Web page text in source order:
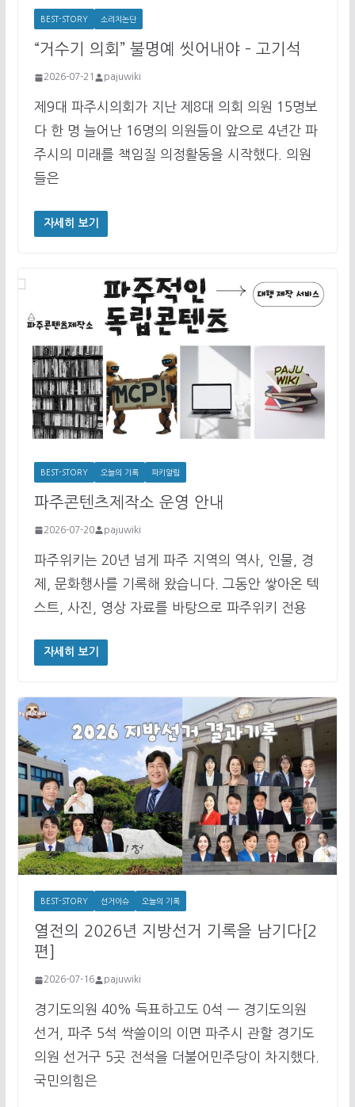
BEST-STORY 소리치논단
“거수기 의회” 불명예 씻어내야 – 고기석
2026-07-21 pajuwiki
제9대 파주시의회가 지난 제8대 의회 의원 15명보
다 한 명 늘어난 16명의 의원들이 앞으로 4년간 파
주시의 미래를 책임질 의정활동을 시작했다. 의원
들은
자세히 보기
BEST-STORY 오늘의 기록 파키알림
파주콘텐츠제작소 운영 안내
2026-07-20 pajuwiki
파주위키는 20년 넘게 파주 지역의 역사, 인물, 경
제, 문화행사를 기록해 왔습니다. 그동안 쌓아온 텍
스트, 사진, 영상 자료를 바탕으로 파주위키 전용
자세히 보기
BEST-STORY 선거이슈 오늘의 기록
열전의 2026년 지방선거 기록을 남기다[2
편]
2026-07-16 pajuwiki
경기도의원 40% 득표하고도 0석 — 경기도의원
선거, 파주 5석 싹쓸이의 이면 파주시 관할 경기도
의원 선거구 5곳 전석을 더불어민주당이 차지했다.
국민의힘은